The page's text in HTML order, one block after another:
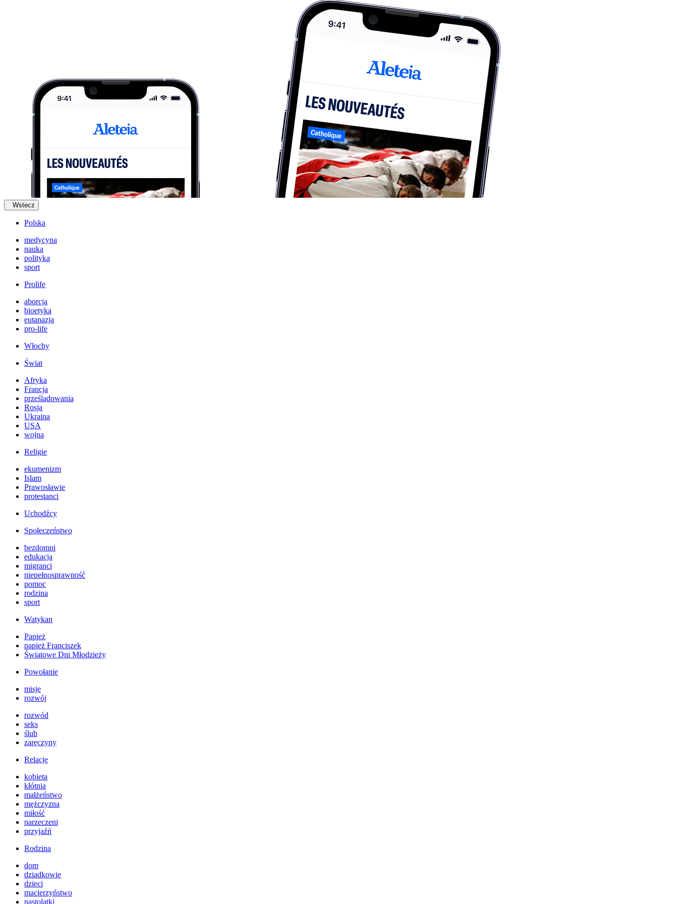
Wstecz
Polska
medycyna
nauka
polityka
sport
Prolife
aborcja
bioetyka
eutanazja
pro-life
Włochy
Świat
Afryka
Francja
prześladowania
Rosja
Ukraina
USA
wojna
Religie
ekumenizm
Islam
Prawosławie
protestanci
Uchodźcy
Społeczeństwo
bezdomni
edukacja
migranci
niepełnosprawność
pomoc
rodzina
sport
Watykan
Papież
papież Franciszek
Światowe Dni Młodzieży
Powołanie
misje
rozwój
rozwód
seks
ślub
zaręczyny
Relacje
kobieta
kłótnia
małżeństwo
mężczyzna
miłość
narzeczeni
przyjaźń
Rodzina
dom
dziadkowie
dzieci
macierzyństwo
nastolatki